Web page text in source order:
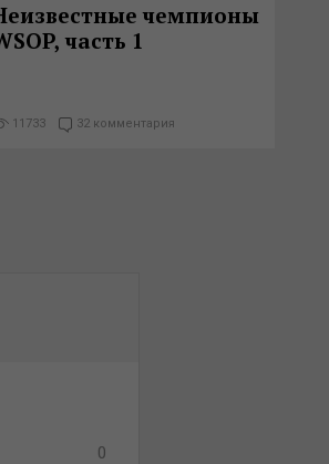
чемпионы
часть 1
11733 32 комментария
0